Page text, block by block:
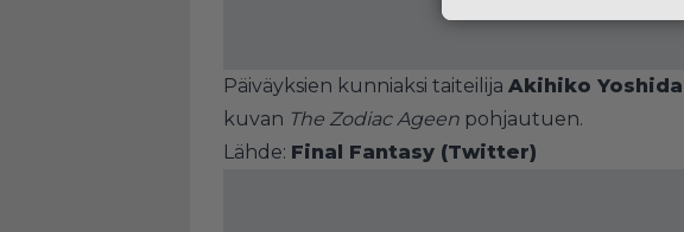
Päiväyksien kunniaksi taiteilija Akihiko Yoshida
kuvan The Zodiac Ageen pohjautuen.
Lähde: Final Fantasy (Twitter)